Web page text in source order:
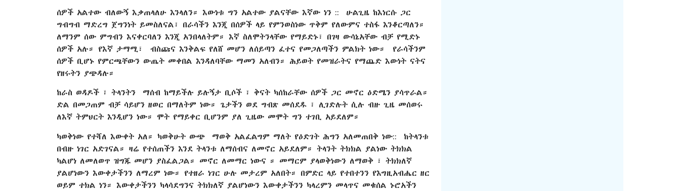
ሰዎች አልተው ብለውኝ እቃጠላለሁ እንላለን። እውነቱ ግን አልተው ያልናቸው እኛው ነን :: ሁልጊዜ ከእነርሱ ጋር
ግብግብ ማድረግ ጀግንነት ይመስለናል፣ በራሳችን እንጂ በሰዎች ላይ የምንወስነው ጥቅም የለውምና ተስፋ እንቆርጣለን።
ለማንም ሰው ምግብን እናቀርባለን እንጂ አንበላለትም። እኛ ስለሞትንላቸው የማይድኑ፣ በገዛ ውሳኔአቸው ብቻ የሚድኑ
ሰዎች አሉ። የእኛ ታማሚ፣ ብስጩና እንቅልፍ የለሸ መሆን ለሰይጣን ፈተና የመጋለጣችን ምልክት ነው። የራሳችንም
ሰዎች ቢሆኑ የምርጫቸውን ውጤት መቀበል እንዳለባቸው ማመን አለብን። ሕይወት የመዝራትና የማጨድ እውነት ናትና
የዘሩትን ያጭዳሉ።
ከራስ ወዳዶች ፣ ትላንትን ማሰብ ከማይችሉ ይሉኝታ ቢሶች ፣ ቅናት ካሰከራቸው ሰዎች ጋር መኖር ዕድሜን ያሳጥራል።
ድል በመጋጠም ብቻ ሳይሆን ዘወር በማለትም ነው። ጌታችን ወደ ግብጽ መሰደዱ ፣ ሊገድሉት ሲሉ ብዙ ጊዜ መሰወሩ
ለእኛ ትምህርት እንዲሆን ነው። ሞት የማይቀር ቢሆንም ያለ ጊዜው መሞት ግን ተገቢ አይደለም።
ካወቅነው የተሻለ እውቀት አለ። ካወቅሁት ውጭ ማወቅ አልፈልግም ማለት የዕድገት ሕግን አለመጠበቅ ነው:: ከትላንቱ
በብዙ ነገር አድገናል። ዛሬ የተሰጠችን እንደ ትላንቱ ለማሰብና ለመኖር አይደለም። ትላንት ትክክል ያልነው ትክክል
ካልሆነ ለመለወጥ ዝግጁ መሆን ያስፈልጋል። መኖር ለመማር ነውና ። መማርም ያላወቅነውን ለማወቅ ፣ ትክክለኛ
ያልሆነውን እውቀታችንን ለማረም ነው። የተዘራ ነገር ሁሉ መታረም አለበት። በምድር ላይ የተበተንን የእግዚአብሔር ዘር
ወይም ተክል ነን። እውቀታችንን ካላሳደግንና ትክክለኛ ያልሆነውን እውቀታችንን ካላረምን መላጥና መቁሰል ኑሮአችን